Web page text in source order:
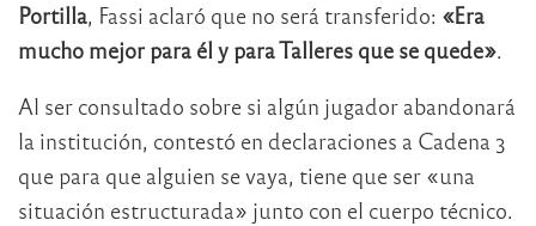
Portilla, Fassi aclaró que no será transferido: «Era
mucho mejor para él y para Talleres que se quede».
Al ser consultado sobre si algún jugador abandonará
la institución, contestó en declaraciones a Cadena 3
que para que alguien se vaya, tiene que ser «una
situación estructurada» junto con el cuerpo técnico.